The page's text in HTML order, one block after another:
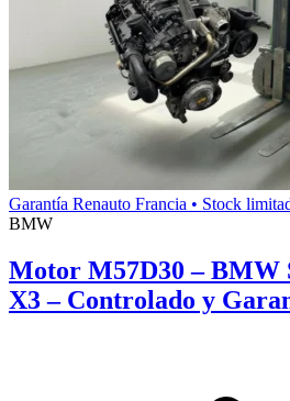
Garantía Renauto Francia • Stock
BMW
Motor M57D30 – BMW
X3 – Controlado y